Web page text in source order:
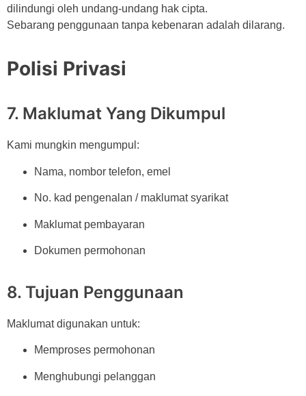
dilindungi oleh undang-undang hak cipta.
Sebarang penggunaan tanpa kebenaran adalah dilarang.
Polisi Privasi
7. Maklumat Yang Dikumpul
Kami mungkin mengumpul:
Nama, nombor telefon, emel
No. kad pengenalan / maklumat syarikat
Maklumat pembayaran
Dokumen permohonan
8. Tujuan Penggunaan
Maklumat digunakan untuk:
Memproses permohonan
Menghubungi pelanggan